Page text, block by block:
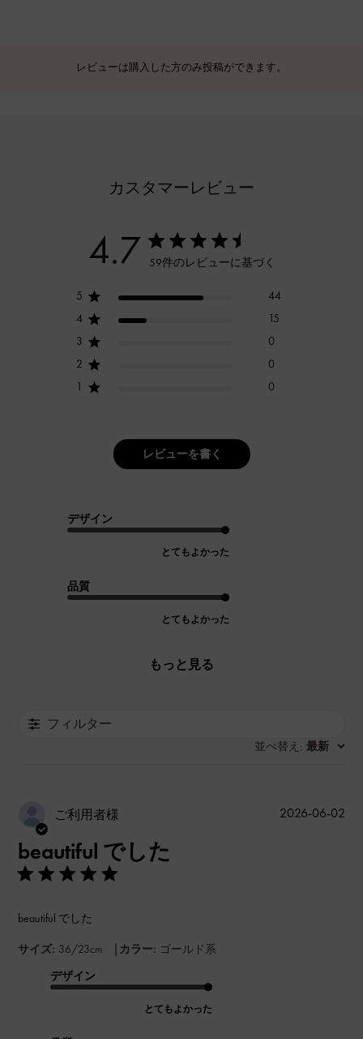
レビューは購入した方のみ投稿ができます。
カスタマーレビュー
4.7 59件のレビューに基づく
5
44
4
15
3
0
2
0
1
0
レビューを書く
デザイン
とてもよかった
品質
とてもよかった
もっと見る
フィルター
並べ替え : 最新
ご利用者様
beautiful でした
beautiful でした
サイズ: 36/23cm | カラー: ゴールド系
デザイン
とてもよかった
公
2026-06-02